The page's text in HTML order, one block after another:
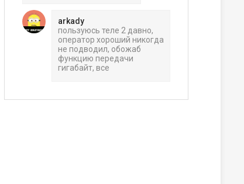
arkady
пользуюсь теле 2 давно,
оператор хороший никогда
не подводил, обожаб
функцию передачи
гигабайт, все